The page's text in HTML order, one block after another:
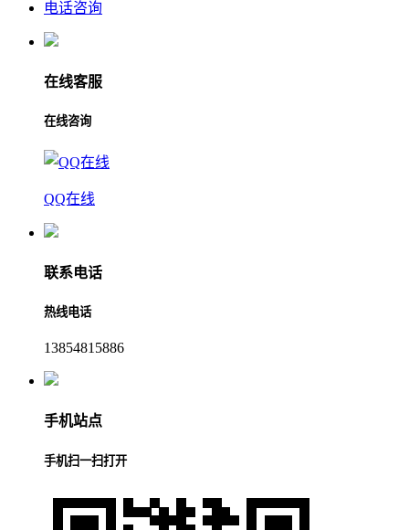
电话咨询
在线客服
在线咨询
QQ在线
联系电话
热线电话
13854815886
手机站点
手机扫一扫打开